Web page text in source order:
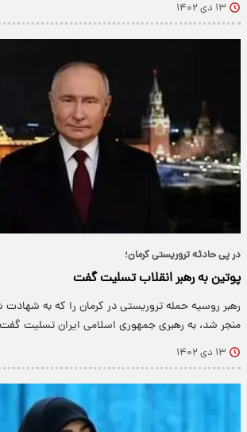
۱۳ دی ۱۴۰۲
در پی حادثه تروریستی کرمان؛
پوتین به رهبر انقلاب تسلیت گفت
رهبر روسیه حمله تروریستی در کرمان را که به شهادت
منجر شد، به رهبری جمهوری اسلامی ایران تسلیت
۱۳ دی ۱۴۰۲